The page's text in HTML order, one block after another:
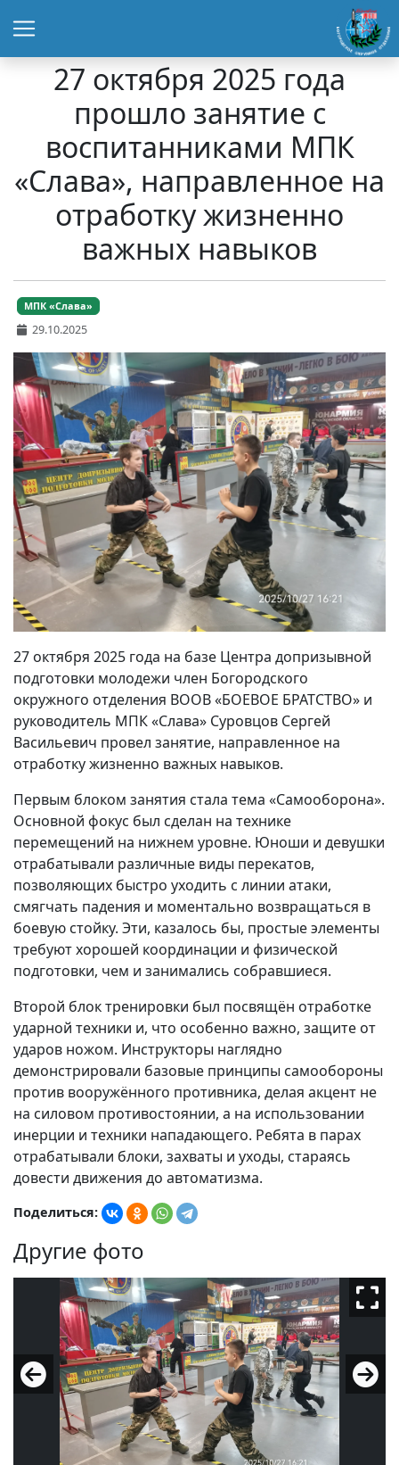
27 октября 2025 года
прошло занятие с
воспитанниками МПК
«Слава», направленное на
отработку жизненно
важных навыков
МПК «Слава»
29.10.2025
27 октября 2025 года на базе Центра допризывной
подготовки молодежи член Богородского
окружного отделения ВООВ «БОЕВОЕ БРАТСТВО» и
руководитель МПК «Слава» Суровцов Сергей
Васильевич провел занятие, направленное на
отработку жизненно важных навыков.
Первым блоком занятия стала тема «Самооборона».
Основной фокус был сделан на технике
перемещений на нижнем уровне. Юноши и девушки
отрабатывали различные виды перекатов,
позволяющих быстро уходить с линии атаки,
смягчать падения и моментально возвращаться в
боевую стойку. Эти, казалось бы, простые элементы
требуют хорошей координации и физической
подготовки, чем и занимались собравшиеся.
Второй блок тренировки был посвящён отработке
ударной техники и, что особенно важно, защите от
ударов ножом. Инструкторы наглядно
демонстрировали базовые принципы самообороны
против вооружённого противника, делая акцент не
на силовом противостоянии, а на использовании
инерции и техники нападающего. Ребята в парах
отрабатывали блоки, захваты и уходы, стараясь
довести движения до автоматизма.
Поделиться:
Другие фото